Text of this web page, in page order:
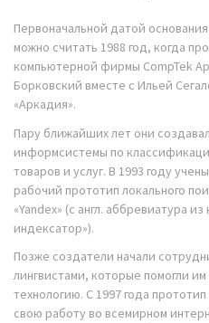
Первоначальной датой
можно считать 1988 год, когда
компьютерной фирмы CompTek
Борковский вместе с Ильей
«Аркадия».
Пару ближайших лет они
информсистемы по
товаров и услуг. В 1993 году
рабочий прототип локального
«Yandex» (с англ. аббревиатура
индексатор»).
Позже создатели начали
лингвистами, которые помогли
технологию. С 1997 года
свою работу во всемирном